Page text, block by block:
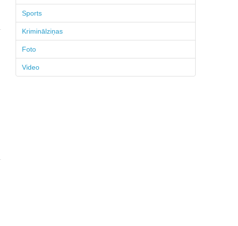
Sports
Kriminālziņas
Foto
Video